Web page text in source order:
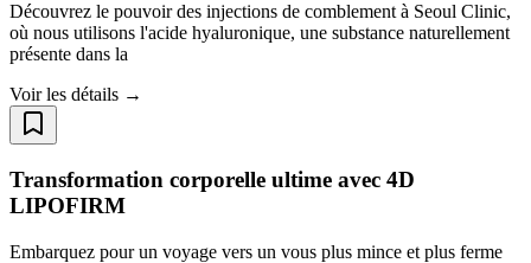
Découvrez le pouvoir des injections de comblement à Seoul Clinic,
où nous utilisons l'acide hyaluronique, une substance naturellement
présente dans la
Voir les détails →
Transformation corporelle ultime avec 4D
LIPOFIRM
Embarquez pour un voyage vers un vous plus mince et plus ferme